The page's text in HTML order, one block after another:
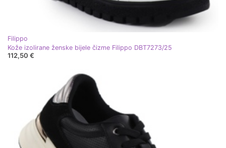
Filippo
Kože izolirane ženske bijele čizme Filippo DBT7273/25
112,50 €